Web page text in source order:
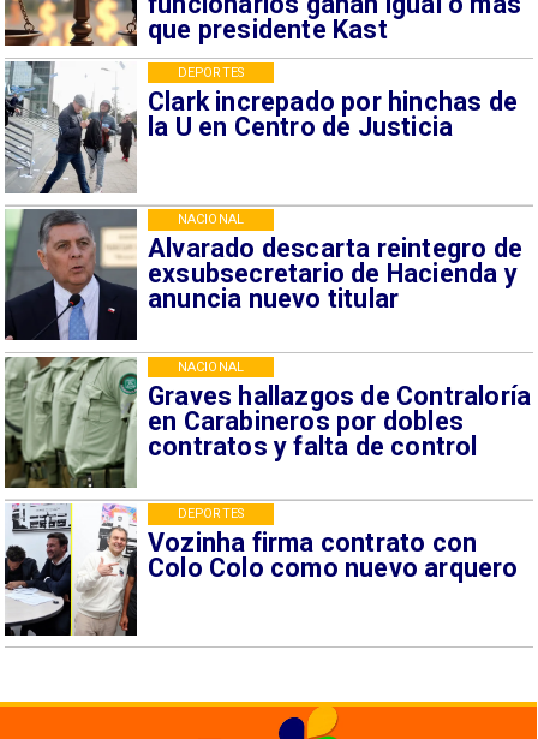
que presidente Kast
Clark increpado por hinchas de
la U en Centro de Justicia
DEPORTES
Alvarado descarta reintegro de
exsubsecretario de Hacienda y
anuncia nuevo titular
NACIONAL
Graves hallazgos de Contraloría
en Carabineros por dobles
contratos y falta de control
NACIONAL
Vozinha firma contrato con
Colo Colo como nuevo arquero
DEPORTES